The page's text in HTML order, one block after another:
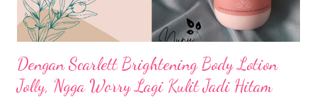
Dengan Scarlett Brightening Body Lotion
Jolly, Ngga Worry Lagi Kulit Jadi Hitam